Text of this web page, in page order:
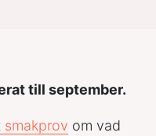
till september.
smakprov om vad